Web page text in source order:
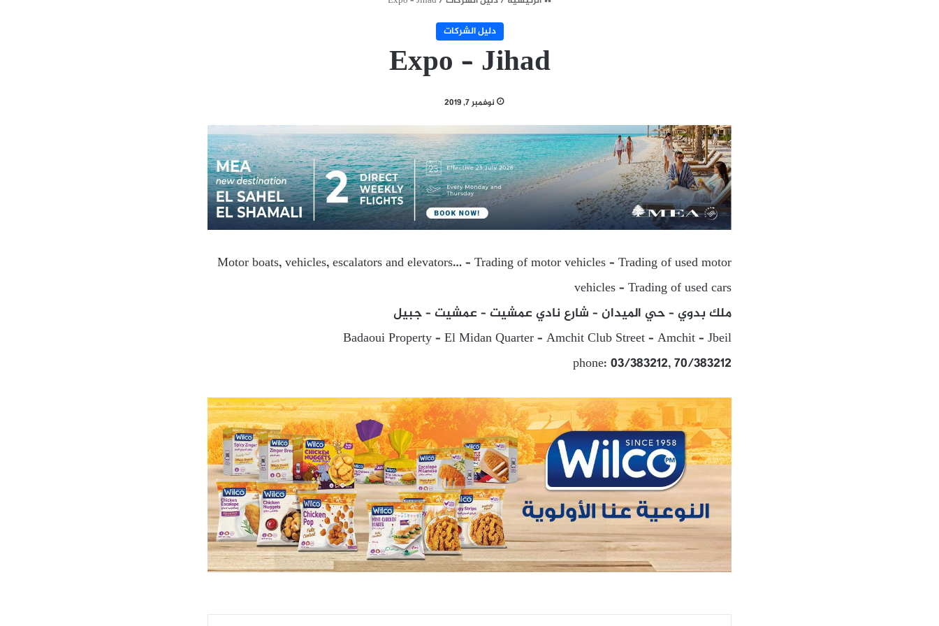
دليل الشركات
Expo – Jihad
نوفمبر 7, 2019
Motor boats, vehicles, escalators and elevators… – Trading of motor vehicles – Trading of used motor
vehicles – Trading of used cars
ملك بدوي – حي الميدان – شارع نادي عمشيت – عمشيت – جبيل
Badaoui Property – El Midan Quarter – Amchit Club Street – Amchit – Jbeil
phone: 03/383212, 70/383212